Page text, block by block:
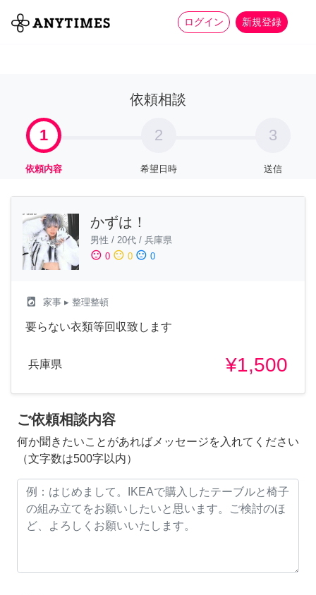
ログイン 新規登録
全て 家事 more_horiz
依頼相談
1
依頼内容
2
希望日時
3
送信
かずは！
男性 / 20代 / 兵庫県
sentiment_satisfied 0 sentiment_neutral 0 sentiment_dissatisfied 0
local_laundry_service 家事 ▸ 整理整頓
要らない衣類等回収致します
兵庫県 ¥1,500
ご依頼相談内容
何か聞きたいことがあればメッセージを入れてください
（文字数は500字以内）